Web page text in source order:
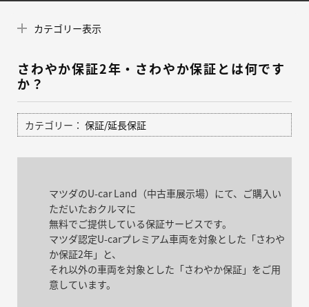
カテゴリー表示
さわやか保証2年・さわやか保証とは何です
か？
カテゴリー： 保証/延長保証
マツダのU-car Land（中古車展示場）にて、ご購入い
ただいたおクルマに
無料でご提供している保証サービスです。
マツダ認定U-carプレミアム車両を対象とした「さわや
か保証2年」と、
それ以外の車両を対象とした「さわやか保証」をご用
意しています。